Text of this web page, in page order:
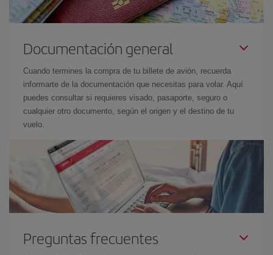
Documentación general
Cuando termines la compra de tu billete de avión, recuerda
informarte de la documentación que necesitas para volar. Aquí
puedes consultar si requieres visado, pasaporte, seguro o
cualquier otro documento, según el origen y el destino de tu
vuelo.
Preguntas frecuentes